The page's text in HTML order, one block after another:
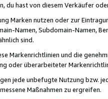
du hast von diesem Verkäufer
Marken nutzen oder zur
Namen, Subdomain-Namen,
sind.
Markenrichtlinien und die
oder überarbeiteter
jede unbefugte Nutzung bzw.
Maßnahmen zu ergreifen.